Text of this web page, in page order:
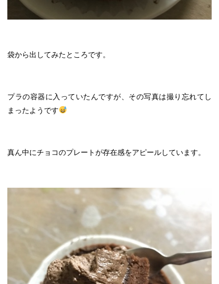
袋から出してみたところです。
プラの容器に入っていたんですが、その写真は撮り忘れてし
まったようです
真ん中にチョコのプレートが存在感をアピールしています。